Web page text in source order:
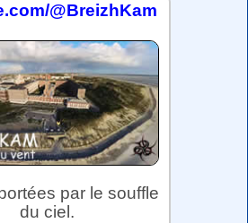
@BreizhKam
par le souffle
du ciel.